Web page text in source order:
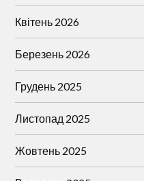
Квітень 2026
Березень 2026
Грудень 2025
Листопад 2025
Жовтень 2025